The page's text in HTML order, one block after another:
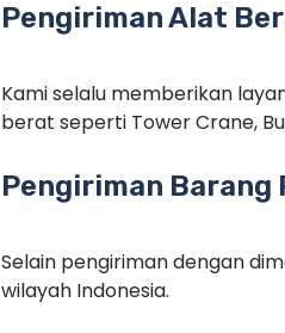
Pengiriman Alat
Kami selalu memberikan
berat seperti Tower Crane,
Pengiriman Barang
Selain pengiriman dengan
wilayah Indonesia.